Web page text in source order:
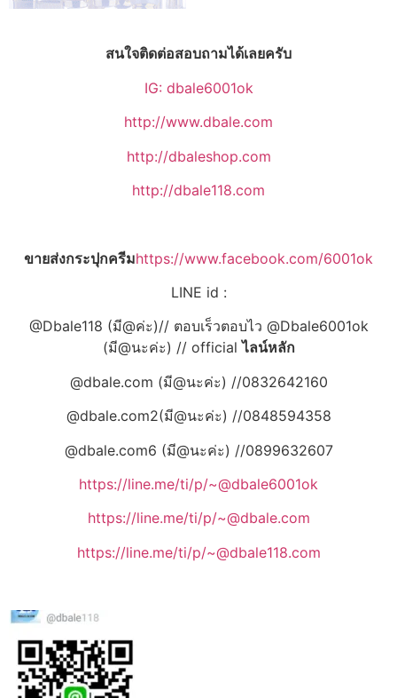
สนใจติดต่อสอบถามได้เลยครับ
IG: dbale6001ok
http://www.dbale.com
http://dbaleshop.com
http://dbale118.com
ขายส่งกระปุกครีมhttps://www.facebook.com/6001ok
LINE id :
@Dbale118 (มี@ค่ะ)// ตอบเร็วตอบไว @Dbale6001ok
(มี@นะค่ะ) // officialไลน์หลัก
@dbale.com (มี@นะค่ะ) //0832642160
@dbale.com2(มี@นะค่ะ) //0848594358
@dbale.com6 (มี@นะค่ะ) //0899632607
https://line.me/ti/p/~@dbale6001ok
https://line.me/ti/p/~@dbale.com
https://line.me/ti/p/~@dbale118.com